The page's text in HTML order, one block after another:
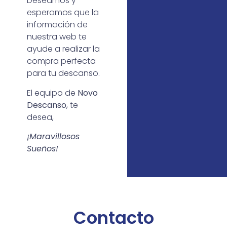
esperamos que la
información de
nuestra web te
ayude a realizar la
compra perfecta
para tu descanso.
El equipo de Novo
Descanso, te
desea,
¡Maravillosos
Sueños!
Contacto